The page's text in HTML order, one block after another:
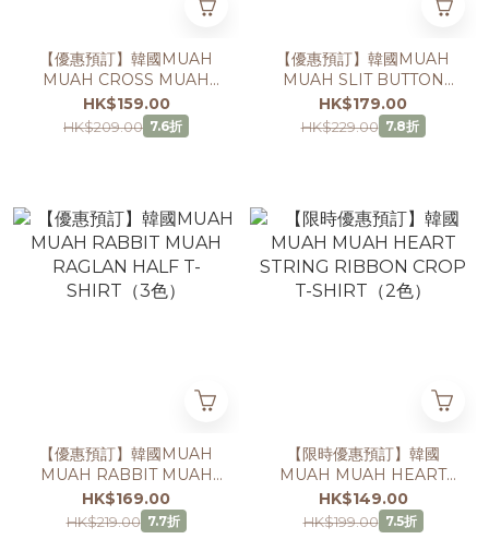
【優惠預訂】韓國MUAH
MUAH CROSS MUAH
CROP HALF T-SHIRT（2
色）
HK$159.00
HK$209.00 7.6折
【優惠預訂】韓國MUAH
MUAH SLIT BUTTON
CROP HALF T-SHIRT（3
色）
HK$179.00
HK$229.00 7.8折
【優惠預訂】韓國MUAH
MUAH RABBIT MUAH
RAGLAN HALF T-
SHIRT（3色）
HK$169.00
HK$219.00 7.7折
【限時優惠預訂】韓國
MUAH MUAH HEART
STRING RIBBON CROP
T-SHIRT（2色）
HK$149.00
HK$199.00 7.5折